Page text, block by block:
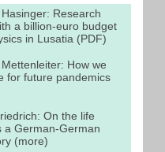
Research
a billion-euro budget
in Lusatia (PDF)
How we
for future pandemics
On the life
a German-German
(more)